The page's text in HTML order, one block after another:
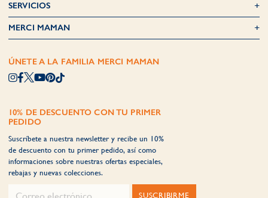
SERVICIOS
MERCI MAMAN
ÚNETE A LA FAMILIA MERCI MAMAN
10% DE DESCUENTO CON TU PRIMER
PEDIDO
Suscríbete a nuestra newsletter y recibe un 10%
de descuento con tu primer pedido, así como
informaciones sobre nuestras ofertas especiales,
rebajas y nuevas colecciones.
SUSCRIBIRME